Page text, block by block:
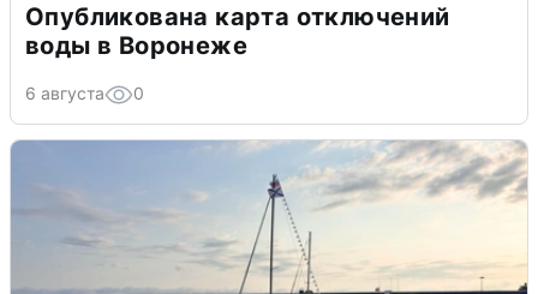
Опубликована карта отключений
воды в Воронеже
6 августа 0